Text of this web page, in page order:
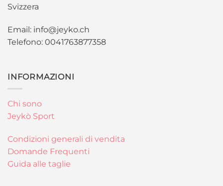
Svizzera
Email: info@jeyko.ch
Telefono: 0041763877358
INFORMAZIONI
Chi sono
Jeykò Sport
Condizioni generali di vendita
Domande Frequenti
Guida alle taglie